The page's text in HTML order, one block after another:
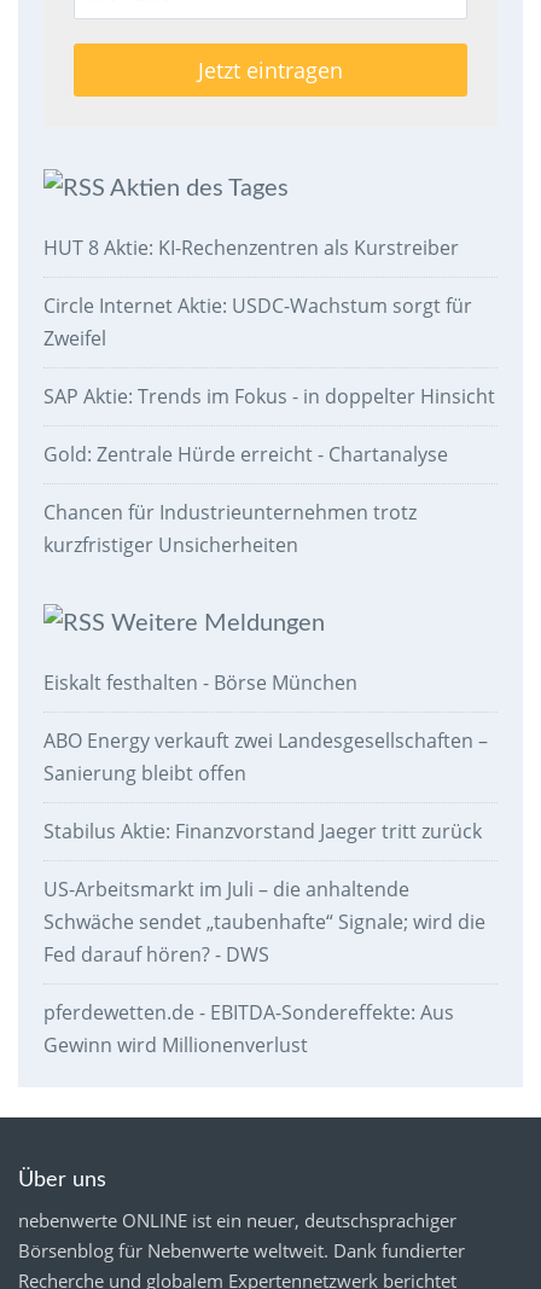
Aktien des Tages
HUT 8 Aktie: KI-Rechenzentren als Kurstreiber
Circle Internet Aktie: USDC-Wachstum sorgt für
Zweifel
SAP Aktie: Trends im Fokus - in doppelter Hinsicht
Gold: Zentrale Hürde erreicht - Chartanalyse
Chancen für Industrieunternehmen trotz
kurzfristiger Unsicherheiten
Weitere Meldungen
Eiskalt festhalten - Börse München
ABO Energy verkauft zwei Landesgesellschaften –
Sanierung bleibt offen
Stabilus Aktie: Finanzvorstand Jaeger tritt zurück
US-Arbeitsmarkt im Juli – die anhaltende
Schwäche sendet „taubenhafte“ Signale; wird die
Fed darauf hören? - DWS
pferdewetten.de - EBITDA-Sondereffekte: Aus
Gewinn wird Millionenverlust
Über uns
nebenwerte ONLINE ist ein neuer, deutschsprachiger
Börsenblog für Nebenwerte weltweit. Dank fundierter
Recherche und globalem Expertennetzwerk berichtet